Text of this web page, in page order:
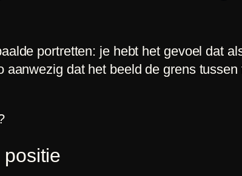
portretten: je hebt het gevoel dat
aanwezig dat het beeld de grens